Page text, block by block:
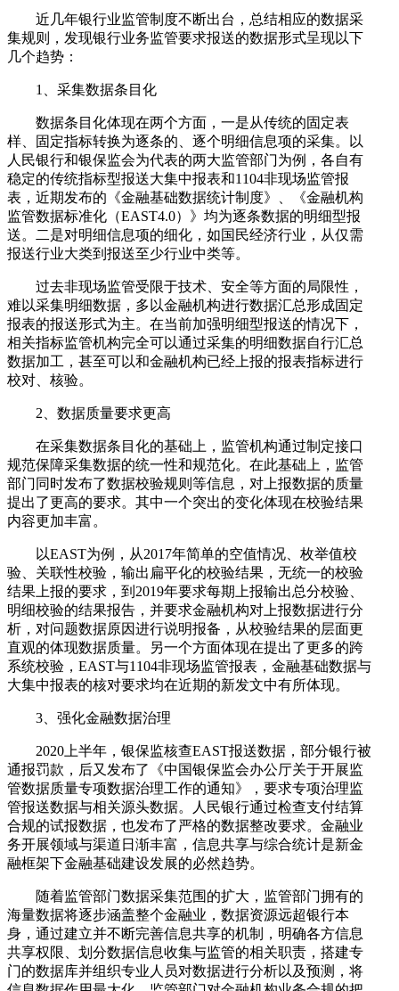
近几年银行业监管制度不断出台，总结相应的数据采
集规则，发现银行业务监管要求报送的数据形式呈现以下
几个趋势：
1、采集数据条目化
数据条目化体现在两个方面，一是从传统的固定表
样、固定指标转换为逐条的、逐个明细信息项的采集。以
人民银行和银保监会为代表的两大监管部门为例，各自有
稳定的传统指标型报送大集中报表和1104非现场监管报
表，近期发布的《金融基础数据统计制度》、《金融机构
监管数据标准化（EAST4.0）》均为逐条数据的明细型报
送。二是对明细信息项的细化，如国民经济行业，从仅需
报送行业大类到报送至少行业中类等。
过去非现场监管受限于技术、安全等方面的局限性，
难以采集明细数据，多以金融机构进行数据汇总形成固定
报表的报送形式为主。在当前加强明细型报送的情况下，
相关指标监管机构完全可以通过采集的明细数据自行汇总
数据加工，甚至可以和金融机构已经上报的报表指标进行
校对、核验。
2、数据质量要求更高
在采集数据条目化的基础上，监管机构通过制定接口
规范保障采集数据的统一性和规范化。在此基础上，监管
部门同时发布了数据校验规则等信息，对上报数据的质量
提出了更高的要求。其中一个突出的变化体现在校验结果
内容更加丰富。
以EAST为例，从2017年简单的空值情况、枚举值校
验、关联性校验，输出扁平化的校验结果，无统一的校验
结果上报的要求，到2019年要求每期上报输出总分校验、
明细校验的结果报告，并要求金融机构对上报数据进行分
析，对问题数据原因进行说明报备，从校验结果的层面更
直观的体现数据质量。另一个方面体现在提出了更多的跨
系统校验，EAST与1104非现场监管报表，金融基础数据与
大集中报表的核对要求均在近期的新发文中有所体现。
3、强化金融数据治理
2020上半年，银保监核查EAST报送数据，部分银行被
通报罚款，后又发布了《中国银保监会办公厅关于开展监
管数据质量专项数据治理工作的通知》，要求专项治理监
管报送数据与相关源头数据。人民银行通过检查支付结算
合规的试报数据，也发布了严格的数据整改要求。金融业
务开展领域与渠道日渐丰富，信息共享与综合统计是新金
融框架下金融基础建设发展的必然趋势。
随着监管部门数据采集范围的扩大，监管部门拥有的
海量数据将逐步涵盖整个金融业，数据资源远超银行本
身，通过建立并不断完善信息共享的机制，明确各方信息
共享权限、划分数据信息收集与监管的相关职责，搭建专
门的数据库并组织专业人员对数据进行分析以及预测，将